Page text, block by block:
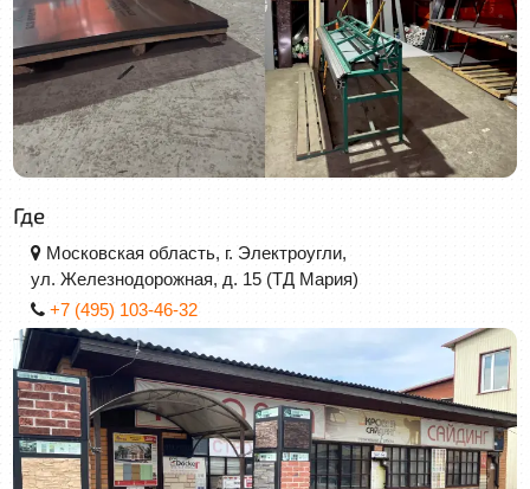
Где
Московская область, г. Электроугли,
ул. Железнодорожная, д. 15 (ТД Мария)
+7 (495) 103-46-32